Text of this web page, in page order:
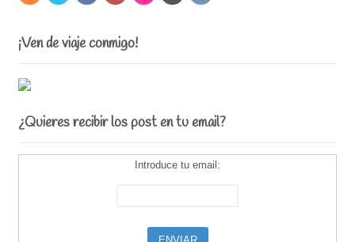
¡Ven de viaje conmigo!
¿Quieres recibir los post en tu email?
Introduce tu email: